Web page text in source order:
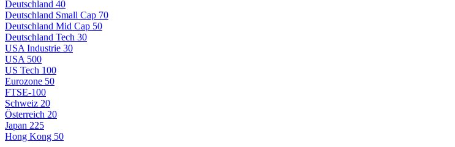
Deutschland 40
Deutschland Small Cap 70
Deutschland Mid Cap 50
Deutschland Tech 30
USA Industrie 30
USA 500
US Tech 100
Eurozone 50
FTSE-100
Schweiz 20
Österreich 20
Japan 225
Hong Kong 50